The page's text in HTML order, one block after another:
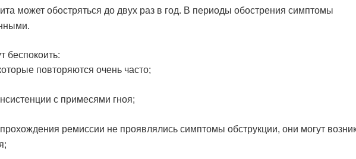
может обостряться до двух раз в год. В периоды обострения симптомы
беспокоить:
повторяются очень часто;
с примесями гноя;
ремиссии не проявлялись симптомы обструкции, они могут